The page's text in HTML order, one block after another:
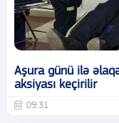
Aşura günü ilə
aksiyası keçirilir
09:31